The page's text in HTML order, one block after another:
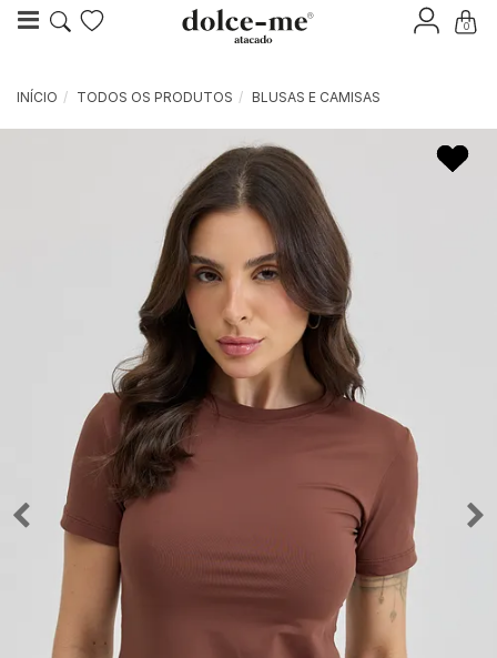
0
INÍCIO TODOS OS PRODUTOS BLUSAS E CAMISAS